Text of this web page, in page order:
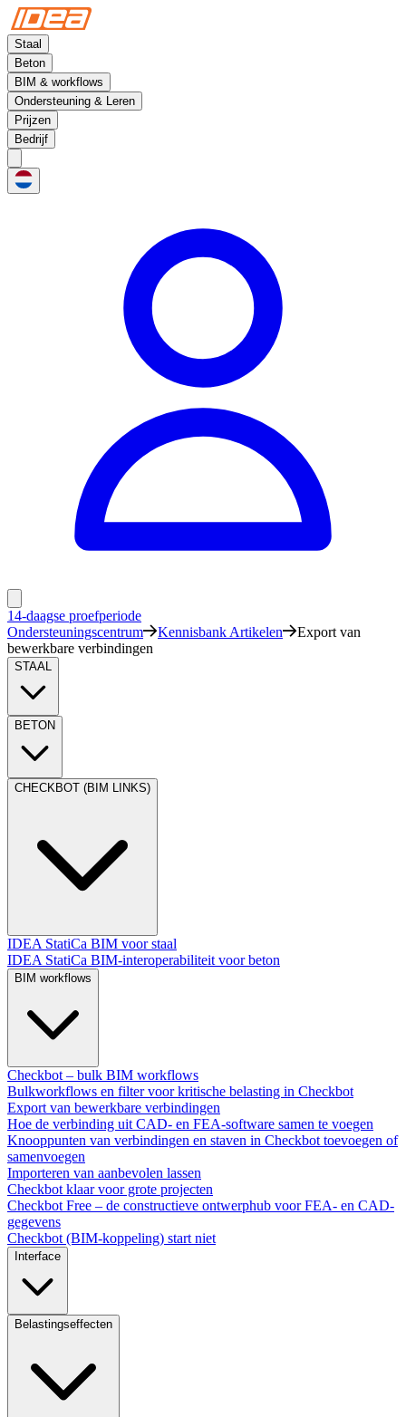
Staal
Beton
BIM & workflows
Ondersteuning & Leren
Prijzen
Bedrijf
14-daagse proefperiode
Ondersteuningscentrum
Kennisbank Artikelen
Export van
bewerkbare verbindingen
STAAL
BETON
CHECKBOT (BIM LINKS)
IDEA StatiCa BIM voor staal
IDEA StatiCa BIM-interoperabiliteit voor beton
BIM workflows
Checkbot – bulk BIM workflows
Bulkworkflows en filter voor kritische belasting in Checkbot
Export van bewerkbare verbindingen
Hoe de verbinding uit CAD- en FEA-software samen te voegen
Knooppunten van verbindingen en staven in Checkbot toevoegen of
samenvoegen
Importeren van aanbevolen lassen
Checkbot klaar voor grote projecten
Checkbot Free – de constructieve ontwerphub voor FEA- en CAD-
gegevens
Checkbot (BIM-koppeling) start niet
Interface
Belastingseffecten